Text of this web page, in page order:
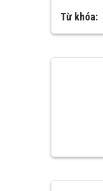
Từ khóa: